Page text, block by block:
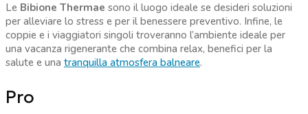
Le Bibione Thermae sono il luogo ideale se desideri soluzioni
per alleviare lo stress e per il benessere preventivo. Infine, le
coppie e i viaggiatori singoli troveranno l’ambiente ideale per
una vacanza rigenerante che combina relax, benefici per la
salute e una tranquilla atmosfera balneare.
Pro